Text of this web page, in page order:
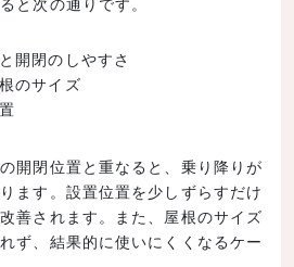
開閉のしやすさ
のサイズ
開閉位置と重なると、乗り降りが
ます。設置位置を少しずらすだけ
善されます。また、屋根のサイズ
ず、結果的に使いにくくなるケー